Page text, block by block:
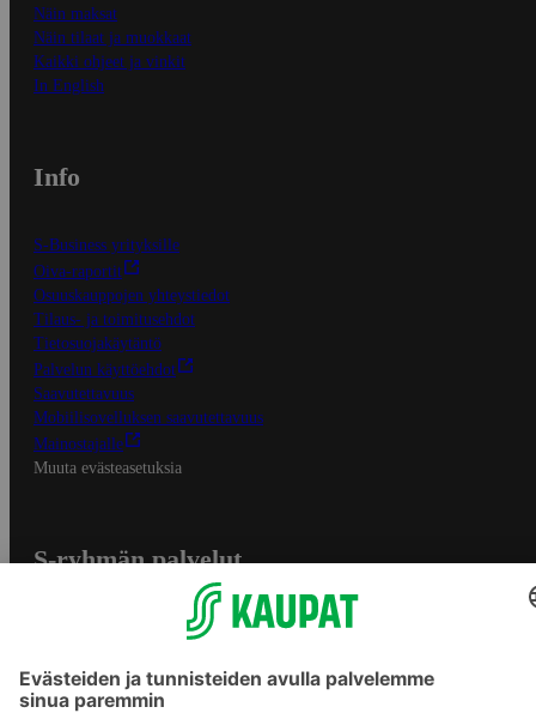
Näin maksat
Näin tilaat ja muokkaat
Kaikki ohjeet ja vinkit
In English
Info
S-Business yrityksille
Oiva-raportit
Osuuskauppojen yhteystiedot
Tilaus- ja toimitusehdot
Tietosuojakäytäntö
Palvelun käyttöehdot
Saavutettavuus
Mobiilisovelluksen saavutettavuus
Mainostajalle
Muuta evästeasetuksia
S-ryhmän palvelut
Yhteishyvä Ruoka -sovellus
S-ostoslista -sovellus